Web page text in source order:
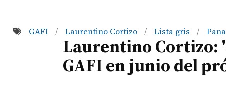
GAFI / Laurentino Cortizo / Lista gris /
Laurentino Cortizo:
GAFI en junio del